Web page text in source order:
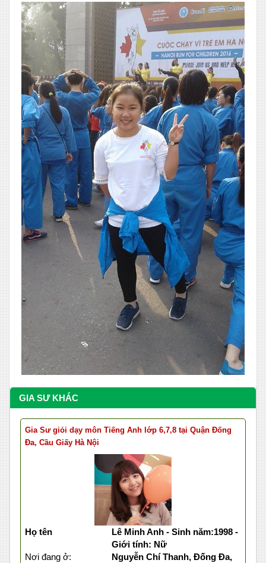
GIA SƯ KHÁC
Gia Sư giỏi dạy môn Tiếng Anh lớp 6,7,8 tại Quận Đống
Đa, Cầu Giấy Hà Nội
Họ tên
Lê Minh Anh - Sinh năm:1998 -
Giới tính: Nữ
Nơi đang ở:
Nguyễn Chí Thanh, Đống Đa,